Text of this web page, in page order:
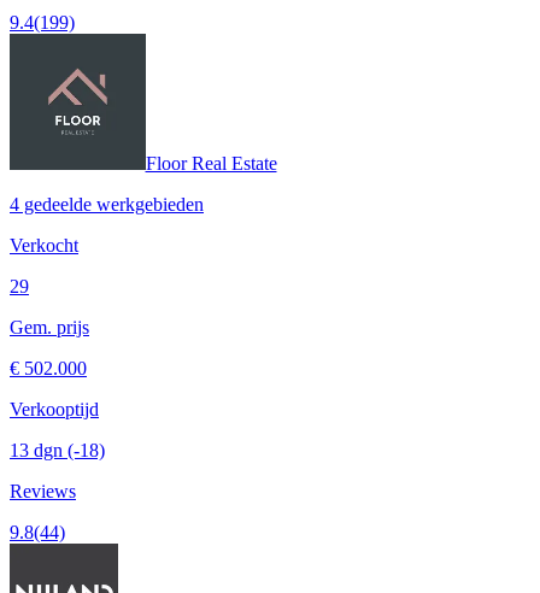
9.4(199)
Floor Real Estate
4 gedeelde werkgebieden
Verkocht
29
Gem. prijs
€ 502.000
Verkooptijd
13 dgn (-18)
Reviews
9.8(44)